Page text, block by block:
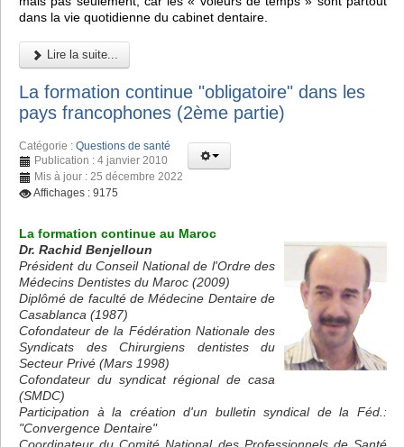
dans la vie quotidienne du cabinet dentaire.
Lire la suite...
La formation continue "obligatoire" dans les
pays francophones (2ème partie)
Catégorie : Questions de santé
Publication : 4 janvier 2010
Mis à jour : 25 décembre 2022
Affichages : 9175
La formation continue au Maroc
Dr. Rachid Benjelloun
Président du Conseil National de l'Ordre des
Médecins Dentistes du Maroc (2009)
Diplômé de faculté de Médecine Dentaire de
Casablanca (1987)
Cofondateur de la Fédération Nationale des
Syndicats des Chirurgiens dentistes du
Secteur Privé (Mars 1998)
Cofondateur du syndicat régional de casa
(SMDC)
Participation à la création d'un bulletin syndical de la Féd.:
"Convergence Dentaire"